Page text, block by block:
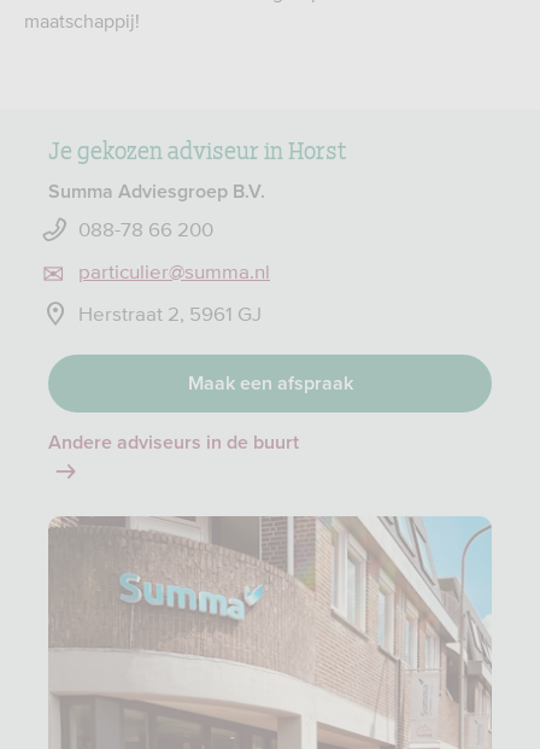
maatschappij!
Je gekozen adviseur in Horst
Summa Adviesgroep B.V.
088-78 66 200
particulier@summa.nl
Herstraat 2, 5961 GJ
Maak een afspraak
Andere adviseurs in de buurt